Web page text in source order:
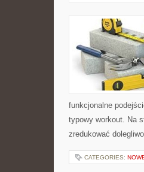
funkcjonalne
typowy workout. Na
zredukować
CATEGORIES: